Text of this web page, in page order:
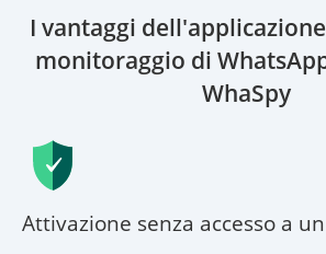
I vantaggi
monitoraggio di
WhaSpy
Attivazione senza accesso a